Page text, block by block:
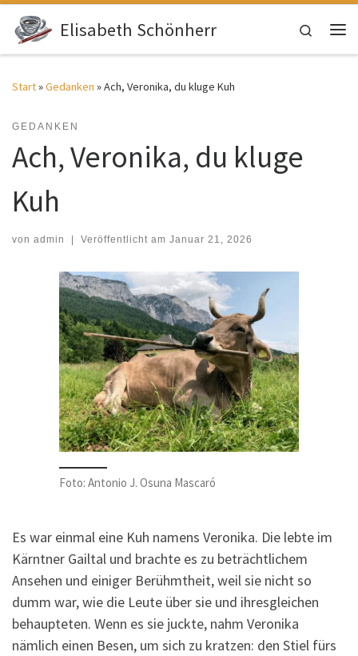
Zum Inhalt springen
Elisabeth Schönherr
Search
Start»Gedanken »Ach, Veronika, du kluge Kuh
GEDANKEN
Ach, Veronika, du kluge
Kuh
von admin | Veröffentlicht am Januar 21, 2026
Foto: Antonio J. Osuna Mascaró
Es war einmal eine Kuh namens Veronika. Die lebte im
Kärntner Gailtal und brachte es zu beträchtlichem
Ansehen und einiger Berühmtheit, weil sie nicht so
dumm war, wie die Leute über sie und ihresgleichen
behaupteten. Wenn es sie juckte, nahm Veronika
nämlich einen Besen, um sich zu kratzen: den Stiel fürs